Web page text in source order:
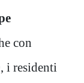
con
, i residenti